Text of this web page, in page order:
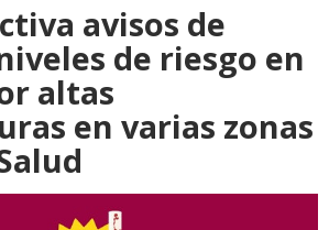
avisos de
de riesgo en
altas
en varias zonas